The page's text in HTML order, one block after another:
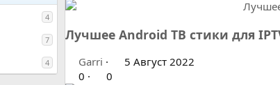
4
7
4
Лучшее Android ТВ стики для
Garri
5 Август 2022
0
0